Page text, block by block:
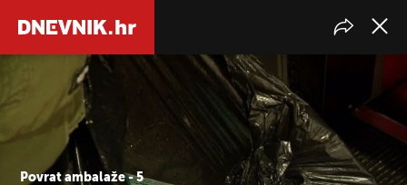
Povrat ambalaže - 5